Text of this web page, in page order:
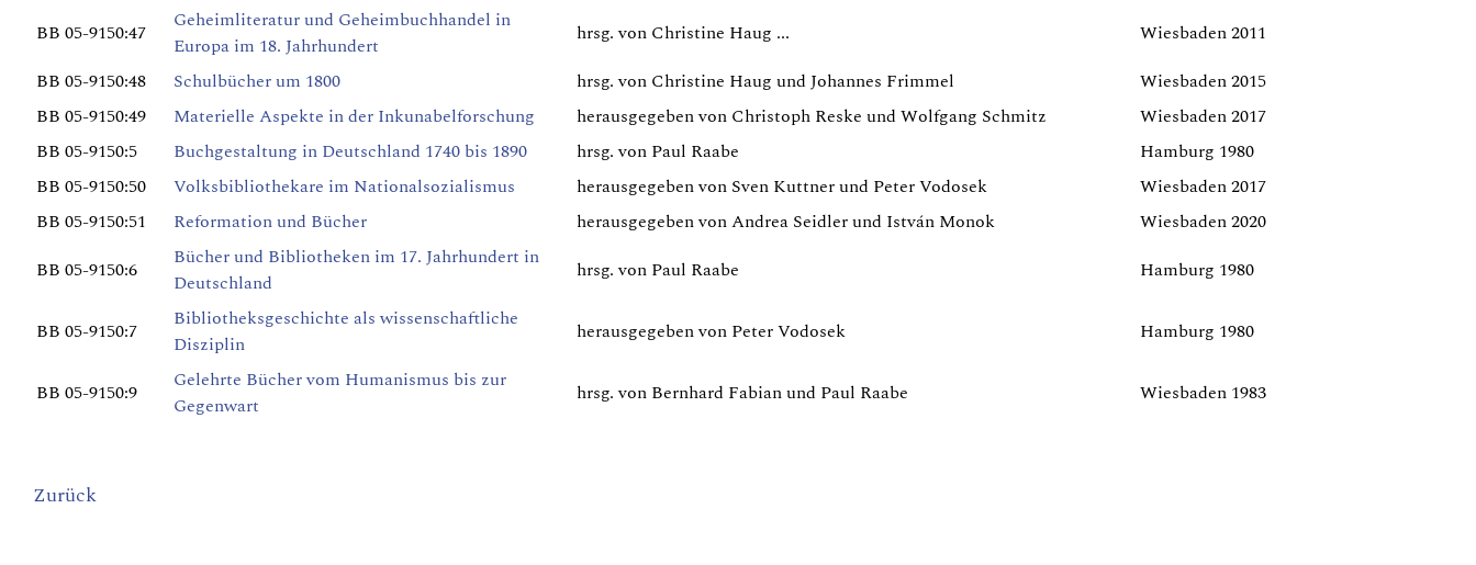
BB 05-9150:47
Geheimliteratur und Geheimbuchhandel in
Europa im 18. Jahrhundert
hrsg. von Christine Haug ...
Wiesbaden 2011
BB 05-9150:48
Schulbücher um 1800 hrsg. von Christine Haug und Johannes Frimmel
Wiesbaden 2015
BB 05-9150:49
Materielle Aspekte in der Inkunabelforschung herausgegeben von Christoph Reske und Wolfgang Schmitz
Wiesbaden 2017
BB 05-9150:5
Buchgestaltung in Deutschland 1740 bis 1890 hrsg. von Paul Raabe
Hamburg 1980
BB 05-9150:50
Volksbibliothekare im Nationalsozialismus herausgegeben von Sven Kuttner und Peter Vodosek
Wiesbaden 2017
BB 05-9150:51
Reformation und Bücher herausgegeben von Andrea Seidler und István Monok
Wiesbaden 2020
BB 05-9150:6
Bücher und Bibliotheken im 17. Jahrhundert in
Deutschland
hrsg. von Paul Raabe Hamburg 1980
BB 05-9150:7
Bibliotheksgeschichte als wissenschaftliche
Disziplin
herausgegeben von Peter Vodosek Hamburg 1980
BB 05-9150:9
Gelehrte Bücher vom Humanismus bis zur
Gegenwart
hrsg. von Bernhard Fabian und Paul Raabe Wiesbaden 1983
Zurück